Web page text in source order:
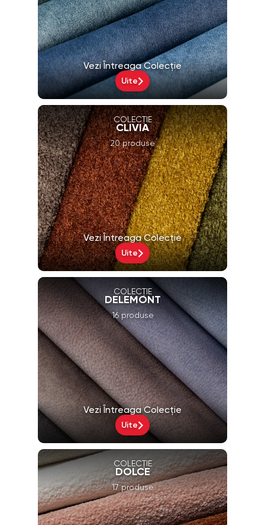
Vezi Întreaga Colecție
Uite
COLECȚIE
CLIVIA
20 produse
Vezi Întreaga Colecție
Uite
COLECȚIE
DELEMONT
16 produse
Vezi Întreaga Colecție
Uite
COLECȚIE
DOLCE
17 produse